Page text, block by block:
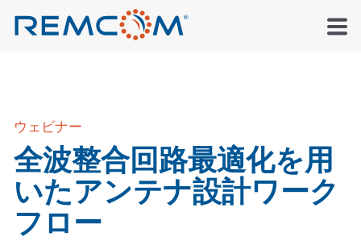
ウェビナー
全波整合回路最適化を用
いたアンテナ設計ワーク
フロー